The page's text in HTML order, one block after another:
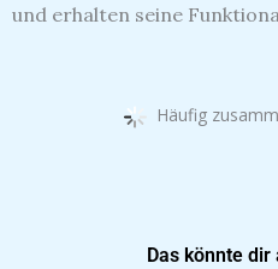
und erhalten seine
Häufig
Das könnte